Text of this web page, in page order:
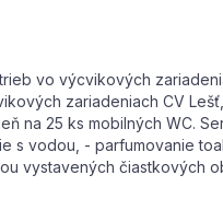
vo výcvikových
zariadeniach CV
na 25 ks mobilných WC.
s vodou, - parfumovanie
vystavených čiastkových